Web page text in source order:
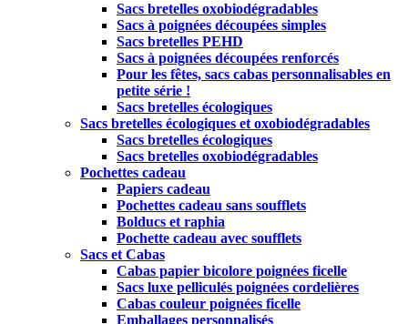
Sacs bretelles oxobiodégradables
Sacs à poignées découpées simples
Sacs bretelles PEHD
Sacs à poignées découpées renforcés
Pour les fêtes, sacs cabas personnalisables en
petite série !
Sacs bretelles écologiques
Sacs bretelles écologiques et oxobiodégradables
Sacs bretelles écologiques
Sacs bretelles oxobiodégradables
Pochettes cadeau
Papiers cadeau
Pochettes cadeau sans soufflets
Bolducs et raphia
Pochette cadeau avec soufflets
Sacs et Cabas
Cabas papier bicolore poignées ficelle
Sacs luxe pelliculés poignées cordelières
Cabas couleur poignées ficelle
Emballages personnalisés